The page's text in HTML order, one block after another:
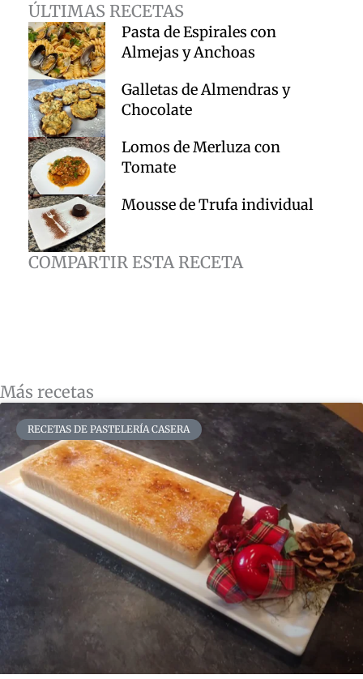
ÚLTIMAS RECETAS
Pasta de Espirales con
Almejas y Anchoas
Galletas de Almendras y
Chocolate
Lomos de Merluza con
Tomate
Mousse de Trufa individual
COMPARTIR ESTA RECETA
Más recetas
RECETAS DE PASTELERÍA CASERA